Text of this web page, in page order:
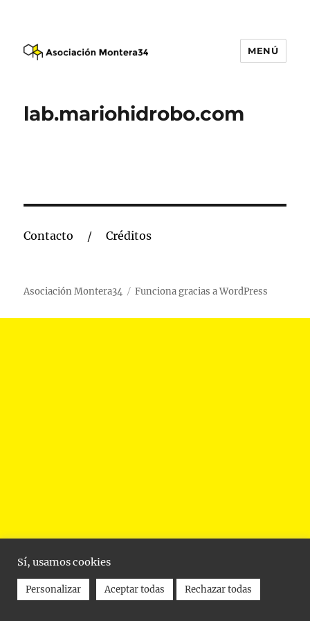
MENÚ
lab.mariohidrobo.com
Contacto Créditos
Asociación Montera34 Funciona gracias a WordPress
Sí, usamos cookies
Personalizar Aceptar todas Rechazar todas